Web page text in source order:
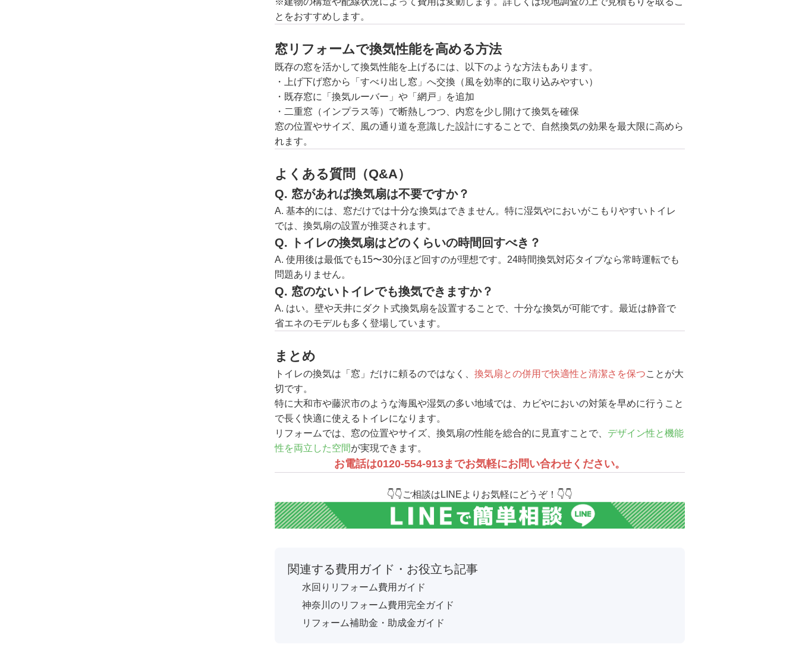
とをおすすめします。
窓リフォームで換気性能を高める方法
既存の窓を活かして換気性能を上げるには、以下のような方法もあります。
・上げ下げ窓から「すべり出し窓」へ交換（風を効率的に取り込みやすい）
・既存窓に「換気ルーバー」や「網戸」を追加
・二重窓（インプラス等）で断熱しつつ、内窓を少し開けて換気を確保
窓の位置やサイズ、風の通り道を意識した設計にすることで、自然換気の効果を最大限に高めら
れます。
よくある質問（Q&A）
Q. 窓があれば換気扇は不要ですか？
A. 基本的には、窓だけでは十分な換気はできません。特に湿気やにおいがこもりやすいトイレ
では、換気扇の設置が推奨されます。
Q. トイレの換気扇はどのくらいの時間回すべき？
A. 使用後は最低でも15〜30分ほど回すのが理想です。24時間換気対応タイプなら常時運転でも
問題ありません。
Q. 窓のないトイレでも換気できますか？
A. はい。壁や天井にダクト式換気扇を設置することで、十分な換気が可能です。最近は静音で
省エネのモデルも多く登場しています。
まとめ
トイレの換気は「窓」だけに頼るのではなく、 換気扇との併用で快適性と清潔さを保つことが大
切です。
特に大和市や藤沢市のような海風や湿気の多い地域では、カビやにおいの対策を早めに行うこと
で長く快適に使えるトイレになります。
リフォームでは、窓の位置やサイズ、換気扇の性能を総合的に見直すことで、 デザイン性と機能
性を両立した空間が実現できます。
お電話は0120-554-913までお気軽にお問い合わせください。
👇👇ご相談はLINEよりお気軽にどうぞ！👇👇
関連する費用ガイド・お役立ち記事
水回りリフォーム費用ガイド
神奈川のリフォーム費用完全ガイド
リフォーム補助金・助成金ガイド